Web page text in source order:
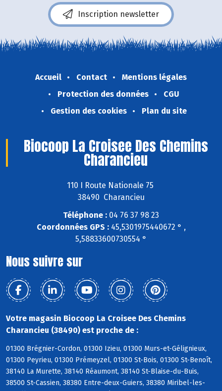
Inscription newsletter
Accueil Contact
Mentions légales
Protection des données
CGU
Gestion des cookies
Plan du site
Biocoop La Croisee Des Chemins
Charancieu
110 I Route Nationale 75
38490 Charancieu
Téléphone : 04 76 37 98 23
Coordonnées GPS :45,5301975440672 ° ,
5,58833600730554 °
Nous suivre sur
Votre magasin Biocoop La Croisee Des Chemins
Charancieu (38490) est proche de :
01300 Brégnier-Cordon, 01300 Izieu, 01300 Murs-et-Gélignieux,
01300 Peyrieu, 01300 Prémeyzel, 01300 St-Bois, 01300 St-Benoît,
38140 La Murette, 38140 Réaumont, 38140 St-Blaise-du-Buis,
38500 St-Cassien, 38380 Entre-deux-Guiers, 38380 Miribel-les-